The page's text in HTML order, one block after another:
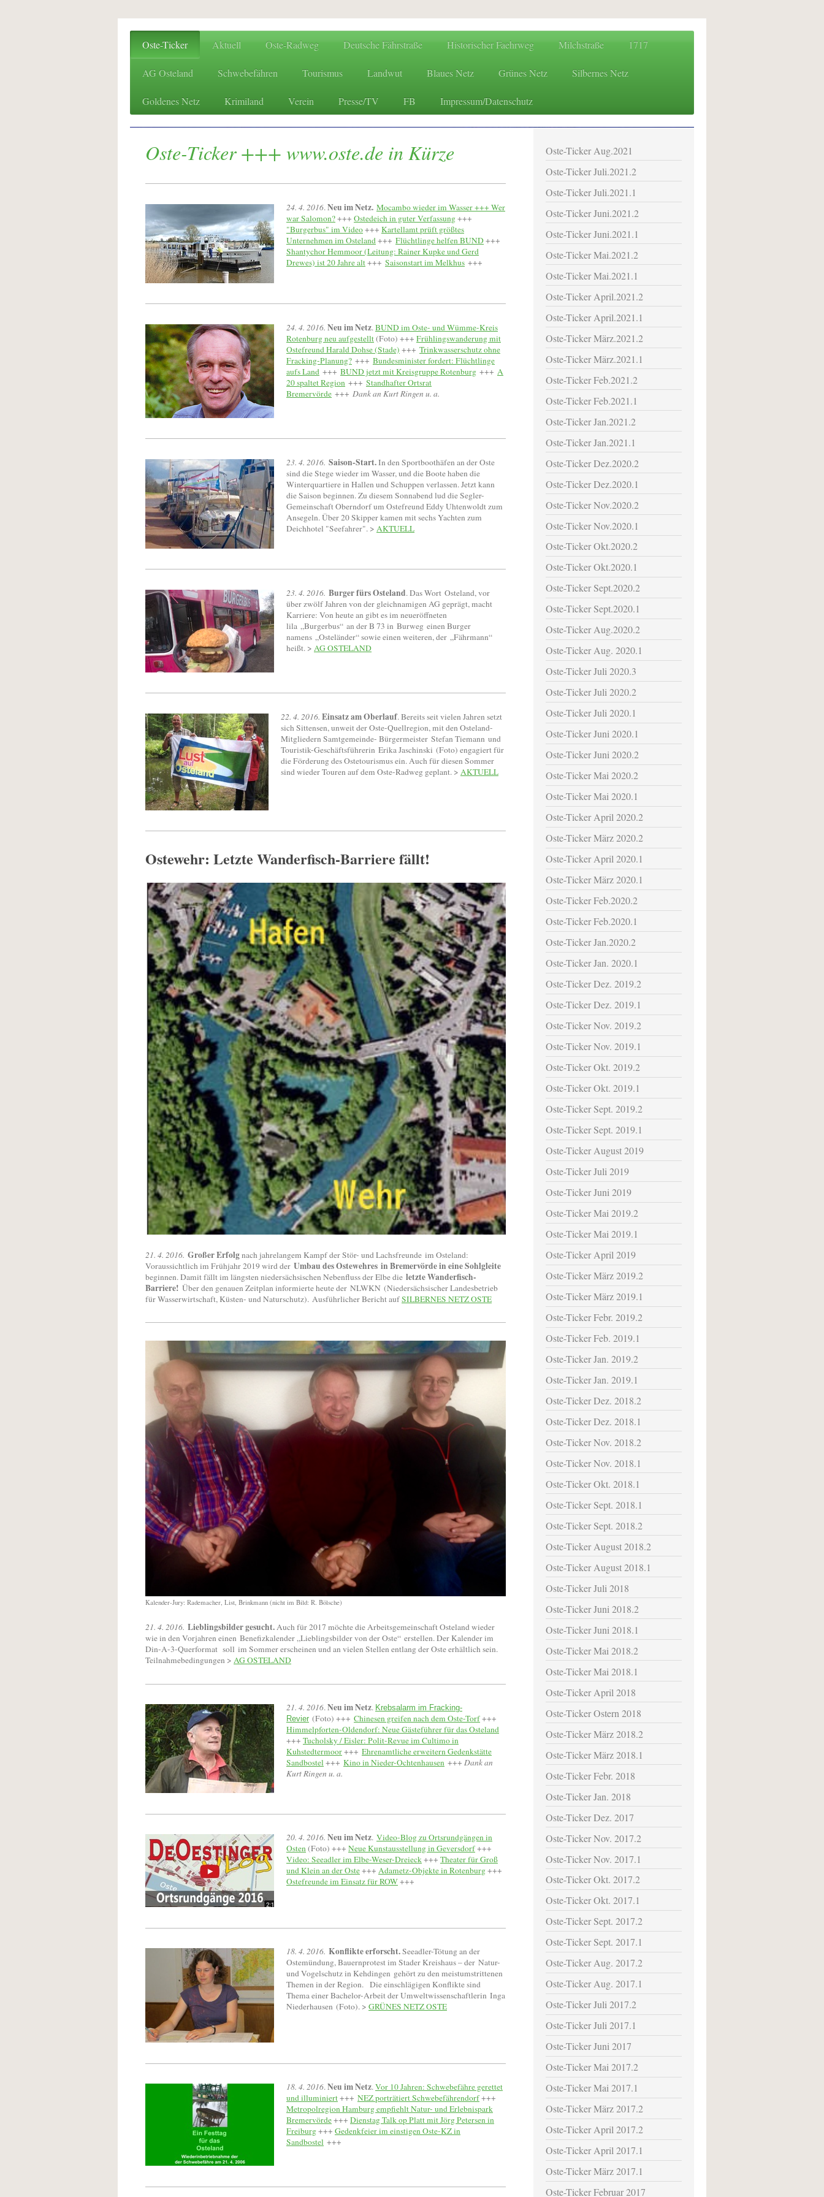
Oste-Ticker Aktuell Oste-Radweg Deutsche Fährstraße Historischer Faehrweg Milchstraße 1717
AG Osteland Schwebefähren Tourismus Landwut Blaues Netz Grünes Netz Silbernes Netz
Goldenes Netz Krimiland Verein Presse/TV FB Impressum/Datenschutz
Oste-Ticker +++ www.oste.de in Kürze
24. 4. 2016.Neu im Netz. Mocambo wieder im Wasser +++ Wer
war Salomon?+++ Ostedeich in guter Verfassung+++
"Burgerbus" im Video+++ Kartellamt prüft größtes
Unternehmen im Osteland+++ Flüchtlinge helfen BUND+++
Shantychor Hemmoor (Leitung: Rainer Kupke und Gerd
Drewes) ist 20 Jahre alt+++ Saisonstart im Melkhus +++
24. 4. 2016. Neu im Netz.BUND im Oste- und Wümme-Kreis
Rotenburg neu aufgestellt(Foto) +++ Frühlingswanderung mit
Ostefreund Harald Dohse (Stade) +++ Trinkwasserschutz ohne
Fracking-Planung? +++ Bundesminister fordert: Flüchtlinge
aufs Land +++ BUND jetzt mit Kreisgruppe Rotenburg +++ A
20 spaltet Region +++ Standhafter Ortsrat
Bremervörde +++ Dank an Kurt Ringen u. a.
23. 4. 2016. Saison-Start.In den Sportboothäfen an der Oste
sind die Stege wieder im Wasser, und die Boote haben die
Winterquartiere in Hallen und Schuppen verlassen. Jetzt kann
die Saison beginnen. Zu diesem Sonnabend lud die Segler-
Gemeinschaft Oberndorf um Ostefreund Eddy Uhtenwoldt zum
Ansegeln. Über 20 Skipper kamen mit sechs Yachten zum
Deichhotel "Seefahrer". > AKTUELL
23. 4. 2016. Burger fürs Osteland. Das Wort Osteland, vor
über zwölf Jahren von der gleichnamigen AG geprägt, macht
Karriere: Von heute an gibt es im neueröffneten
lila „Burgerbus“ an der B 73 in Burweg einen Burger
namens „Osteländer“ sowie einen weiteren, der „Fährmann“
heißt. > AG OSTELAND
22. 4. 2016. Einsatz am Oberlauf. Bereits seit vielen Jahren setzt
sich Sittensen, unweit der Oste-Quellregion, mit den Osteland-
Mitgliedern Samtgemeinde- Bürgermeister Stefan Tiemann und
Touristik-Geschäftsführerin Erika Jaschinski (Foto) engagiert für
die Förderung des Ostetourismus ein. Auch für diesen Sommer
sind wieder Touren auf dem Oste-Radweg geplant. > AKTUELL
Ostewehr: Letzte Wanderfisch-Barriere fällt!
21. 4. 2016. Großer Erfolgnach jahrelangem Kampf der Stör- und Lachsfreunde im Osteland:
Voraussichtlich im Frühjahr 2019 wird der Umbau des Ostewehres in Bremervörde in eine Sohlgleite
beginnen. Damit fällt im längsten niedersächsischen Nebenfluss der Elbe die letzte Wanderfisch-
Barriere! Über den genauen Zeitplan informierte heute der NLWKN (Niedersächsischer Landesbetrieb
für Wasserwirtschaft, Küsten- und Naturschutz). Ausführlicher Bericht aufSILBERNES NETZ OSTE
Kalender-Jury: Rademacher, List, Brinkmann (nicht im Bild: R. Bölsche)
21. 4. 2016. Lieblingsbilder gesucht.Auch für 2017 möchte die Arbeitsgemeinschaft Osteland wieder
wie in den Vorjahren einen Benefizkalender „Lieblingsbilder von der Oste“ erstellen. Der Kalender im
Din-A-3-Querformat soll im Sommer erscheinen und an vielen Stellen entlang der Oste erhältlich sein.
Teilnahmebedingungen > AG OSTELAND
21. 4. 2016.Neu im Netz. Krebsalarm im Fracking-
Revier (Foto) +++ Chinesen greifen nach dem Oste-Torf+++
Himmelpforten-Oldendorf: Neue Gästeführer für das Osteland
+++ Tucholsky / Eisler: Polit-Revue im Cultimo in
Kuhstedtermoor+++ Ehrenamtliche erweitern Gedenkstätte
Sandbostel +++ Kino in Nieder-Ochtenhausen +++ Dank an
Kurt Ringen u. a.
20. 4. 2016. Neu im Netz. Video-Blog zu Ortsrundgängen in
Osten(Foto) +++ Neue Kunstausstellung in Geversdorf+++
Video: Seeadler im Elbe-Weser-Dreieck+++ Theater für Groß
und Klein an der Oste+++ Adametz-Objekte in Rotenburg+++
Ostefreunde im Einsatz für ROW+++
18. 4. 2016. Konflikte erforscht.Seeadler-Tötung an der
Ostemündung, Bauernprotest im Stader Kreishaus – der Natur-
und Vogelschutz in Kehdingen gehört zu den meistumstrittenen
Themen in der Region. Die einschlägigen Konflikte sind
Thema einer Bachelor-Arbeit der Umweltwissenschaftlerin Inga
Niederhausen (Foto). > GRÜNES NETZ OSTE
18. 4. 2016.Neu im Netz.Vor 10 Jahren: Schwebefähre gerettet
und illuminiert+++ NEZ porträtiert Schwebefährendorf+++
Metropolregion Hamburg empfiehlt Natur- und Erlebnispark
Bremervörde+++ Dienstag Talk op Platt mit Jörg Petersen in
Freiburg+++ Gedenkfeier im einstigen Oste-KZ in
Sandbostel +++
Oste-Ticker Aug.2021
Oste-Ticker Juli.2021.2
Oste-Ticker Juli.2021.1
Oste-Ticker Juni.2021.2
Oste-Ticker Juni.2021.1
Oste-Ticker Mai.2021.2
Oste-Ticker Mai.2021.1
Oste-Ticker April.2021.2
Oste-Ticker April.2021.1
Oste-Ticker März.2021.2
Oste-Ticker März.2021.1
Oste-Ticker Feb.2021.2
Oste-Ticker Feb.2021.1
Oste-Ticker Jan.2021.2
Oste-Ticker Jan.2021.1
Oste-Ticker Dez.2020.2
Oste-Ticker Dez.2020.1
Oste-Ticker Nov.2020.2
Oste-Ticker Nov.2020.1
Oste-Ticker Okt.2020.2
Oste-Ticker Okt.2020.1
Oste-Ticker Sept.2020.2
Oste-Ticker Sept.2020.1
Oste-Ticker Aug.2020.2
Oste-Ticker Aug. 2020.1
Oste-Ticker Juli 2020.3
Oste-Ticker Juli 2020.2
Oste-Ticker Juli 2020.1
Oste-Ticker Juni 2020.1
Oste-Ticker Juni 2020.2
Oste-Ticker Mai 2020.2
Oste-Ticker Mai 2020.1
Oste-Ticker April 2020.2
Oste-Ticker März 2020.2
Oste-Ticker April 2020.1
Oste-Ticker März 2020.1
Oste-Ticker Feb.2020.2
Oste-Ticker Feb.2020.1
Oste-Ticker Jan.2020.2
Oste-Ticker Jan. 2020.1
Oste-Ticker Dez. 2019.2
Oste-Ticker Dez. 2019.1
Oste-Ticker Nov. 2019.2
Oste-Ticker Nov. 2019.1
Oste-Ticker Okt. 2019.2
Oste-Ticker Okt. 2019.1
Oste-Ticker Sept. 2019.2
Oste-Ticker Sept. 2019.1
Oste-Ticker August 2019
Oste-Ticker Juli 2019
Oste-Ticker Juni 2019
Oste-Ticker Mai 2019.2
Oste-Ticker Mai 2019.1
Oste-Ticker April 2019
Oste-Ticker März 2019.2
Oste-Ticker März 2019.1
Oste-Ticker Febr. 2019.2
Oste-Ticker Feb. 2019.1
Oste-Ticker Jan. 2019.2
Oste-Ticker Jan. 2019.1
Oste-Ticker Dez. 2018.2
Oste-Ticker Dez. 2018.1
Oste-Ticker Nov. 2018.2
Oste-Ticker Nov. 2018.1
Oste-Ticker Okt. 2018.1
Oste-Ticker Sept. 2018.1
Oste-Ticker Sept. 2018.2
Oste-Ticker August 2018.2
Oste-Ticker August 2018.1
Oste-Ticker Juli 2018
Oste-Ticker Juni 2018.2
Oste-Ticker Juni 2018.1
Oste-Ticker Mai 2018.2
Oste-Ticker Mai 2018.1
Oste-Ticker April 2018
Oste-Ticker Ostern 2018
Oste-Ticker März 2018.2
Oste-Ticker März 2018.1
Oste-Ticker Febr. 2018
Oste-Ticker Jan. 2018
Oste-Ticker Dez. 2017
Oste-Ticker Nov. 2017.2
Oste-Ticker Nov. 2017.1
Oste-Ticker Okt. 2017.2
Oste-Ticker Okt. 2017.1
Oste-Ticker Sept. 2017.2
Oste-Ticker Sept. 2017.1
Oste-Ticker Aug. 2017.2
Oste-Ticker Aug. 2017.1
Oste-Ticker Juli 2017.2
Oste-Ticker Juli 2017.1
Oste-Ticker Juni 2017
Oste-Ticker Mai 2017.2
Oste-Ticker Mai 2017.1
Oste-Ticker März 2017.2
Oste-Ticker April 2017.2
Oste-Ticker April 2017.1
Oste-Ticker März 2017.1
Oste-Ticker Februar 2017